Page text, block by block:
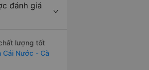
đánh giá
lượng tốt
Cái Nước - Cà